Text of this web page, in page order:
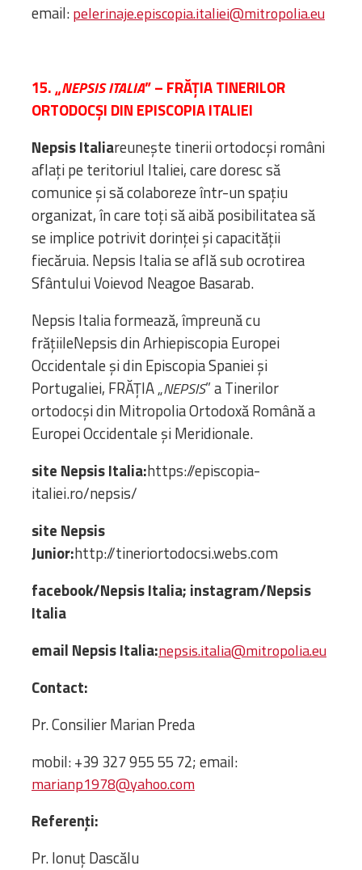
email:pelerinaje.episcopia.italiei@mitropolia.eu
15. „NEPSIS ITALIA” – FRĂȚIA TINERILOR
ORTODOCŞI DIN EPISCOPIA ITALIEI
Nepsis Italiareunește tinerii ortodocși români
aflați pe teritoriul Italiei, care doresc să
comunice și să colaboreze într-un spațiu
organizat, în care toți să aibă posibilitatea să
se implice potrivit dorinței și capacității
fiecăruia. Nepsis Italia se află sub ocrotirea
Sfântului Voievod Neagoe Basarab.
Nepsis Italia formează, împreună cu
frățiileNepsis din Arhiepiscopia Europei
Occidentale și din Episcopia Spaniei și
Portugaliei, FRĂȚIA „NEPSIS” a Tinerilor
ortodocși din Mitropolia Ortodoxă Română a
Europei Occidentale și Meridionale.
site Nepsis Italia:https://episcopia-
italiei.ro/nepsis/
site Nepsis
Junior:http://tineriortodocsi.webs.com
facebook/Nepsis Italia; instagram/Nepsis
Italia
email Nepsis Italia:nepsis.italia@mitropolia.eu
Contact:
Pr. Consilier Marian Preda
mobil: +39 327 955 55 72; email:
marianp1978@yahoo.com
Referenți:
Pr. Ionuț Dascălu